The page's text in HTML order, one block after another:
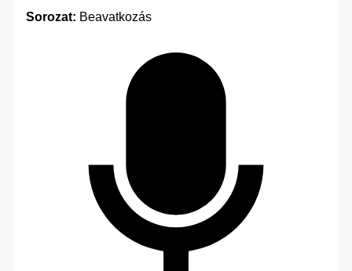
Sorozat: Beavatkozás